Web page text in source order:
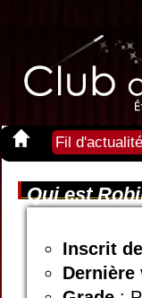
Fil
Qui est
Inscrit
Dernière